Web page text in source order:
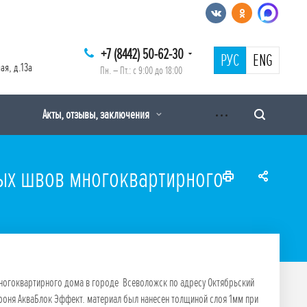
+7 (8442) 50-62-30
Пн. – Пт.: с 9:00 до 18:00 РУС ENG
д.13а
Акты, отзывы, заключения
швов многоквартирного
дома в городе Всеволожск по адресу Октябрьский
АкваБлок Эффект. материал был нанесен толщиной слоя 1мм при